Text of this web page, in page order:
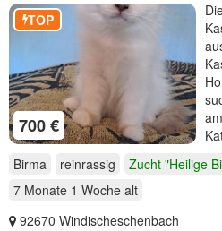
700 €
TOP
Birma
reinrassig
Zucht "Heilige
7 Monate 1 Woche alt
92670 Windischeschenbach